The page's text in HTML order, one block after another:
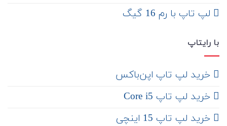
لپ تاپ با رم 16 گیگ
با رایتاپ
‌ خرید لپ تاپ اپن‌باکس
خرید لپ تاپ Core i5
‌‌ خرید لپ تاپ 15 اینچی